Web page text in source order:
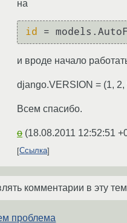
на
id =
и вроде начало
django.VERSION = (1, 2,
Всем спасибо.
o (18.08.2011 12:52:51
Ссылка
комментарии в эту
проблема